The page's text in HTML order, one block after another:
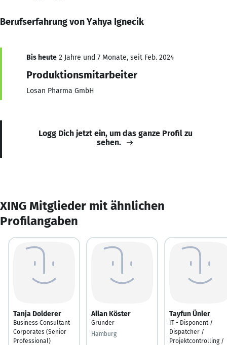
Berufserfahrung von Yahya Ignecik
Bis heute 2 Jahre und 7 Monate, seit Feb. 2024
Produktionsmitarbeiter
Losan Pharma GmbH
Logg Dich jetzt ein, um das ganze Profil zu
sehen.
XING Mitglieder mit ähnlichen
Profilangaben
Tanja Dolderer
Business Consultant
Corporates (Senior
Professional)
Allan Köster
Gründer
Hamburg
Tayfun Ünler
IT - Disponent /
Dispatcher /
Projektcontrolling /